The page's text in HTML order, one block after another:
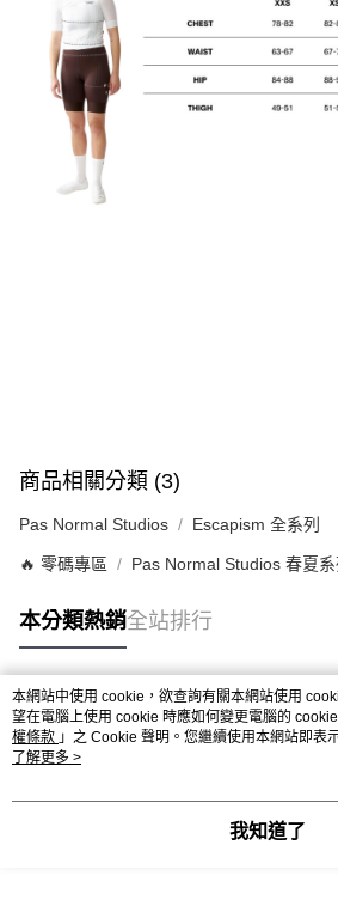
商品相關分類 (3)
Pas Normal Studios Escapism 全系列
🔥 零碼專區 Pas Normal Studios 春夏系
本分類熱銷全站排行
熱門標籤
本網站中使用 cookie，欲查詢有關本網站使用
望在電腦上使用 cookie 時應如何變更電腦的
權條款 」之 Cookie 聲明。您繼續使用本網站即表
用條款之 Cookie 聲明使用 cookie。
了解更多 >
我知道了